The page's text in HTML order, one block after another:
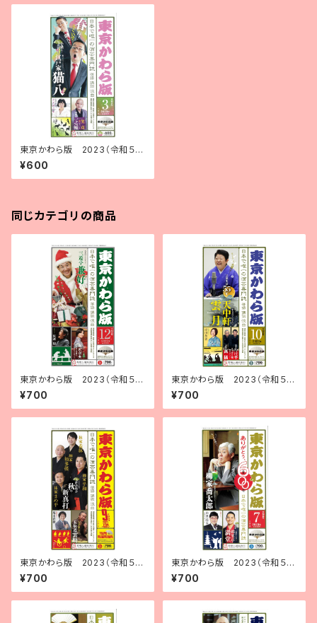
東京かわら版 2023（令和５）
年３月号
¥600
同じカテゴリの商品
東京かわら版 2023（令和５）
年12月号
¥700
東京かわら版 2023（令和５）
年10月号
¥700
東京かわら版 2023（令和５）
年９月号
¥700
東京かわら版 2023（令和５）
年７月号
¥700